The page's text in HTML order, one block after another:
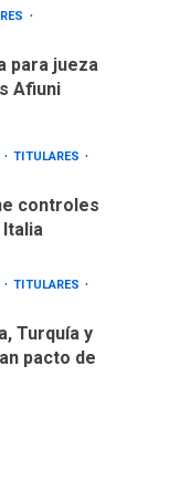
para jueza
Afiuni
TITULARES
controles
TITULARES
Turquía y
pacto de